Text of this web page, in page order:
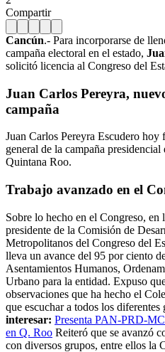
Compartir
Cancún.- Para incorporarse de
campaña electoral en el estado,
solicitó licencia al Congreso del
Juan Carlos Pereyra,
campaña
Juan Carlos Pereyra Escudero
general de la campaña
Quintana Roo.
Trabajo avanzado en el
Sobre lo hecho en el Congreso,
presidente de la Comisión de
Metropolitanos del Congreso del
lleva un avance del 95 por ciento
Asentamientos Humanos,
Urbano para la entidad. Expuso
observaciones que ha hecho el
que escuchar a todos los diferentes
interesar: Presenta PAN-PRD-
en Q. Roo Reiteró que se avanzó
con diversos grupos, entre ellos la